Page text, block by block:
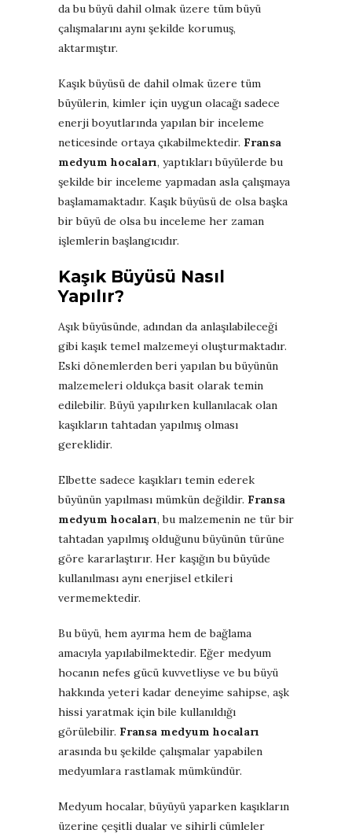
da bu büyü dahil olmak üzere tüm büyü
çalışmalarını aynı şekilde korumuş,
aktarmıştır.
Kaşık büyüsü de dahil olmak üzere tüm
büyülerin, kimler için uygun olacağı sadece
enerji boyutlarında yapılan bir inceleme
neticesinde ortaya çıkabilmektedir. Fransa
medyum hocaları, yaptıkları büyülerde bu
şekilde bir inceleme yapmadan asla çalışmaya
başlamamaktadır. Kaşık büyüsü de olsa başka
bir büyü de olsa bu inceleme her zaman
işlemlerin başlangıcıdır.
Kaşık Büyüsü Nasıl
Yapılır?
Aşık büyüsünde, adından da anlaşılabileceği
gibi kaşık temel malzemeyi oluşturmaktadır.
Eski dönemlerden beri yapılan bu büyünün
malzemeleri oldukça basit olarak temin
edilebilir. Büyü yapılırken kullanılacak olan
kaşıkların tahtadan yapılmış olması
gereklidir.
Elbette sadece kaşıkları temin ederek
büyünün yapılması mümkün değildir. Fransa
medyum hocaları, bu malzemenin ne tür bir
tahtadan yapılmış olduğunu büyünün türüne
göre kararlaştırır. Her kaşığın bu büyüde
kullanılması aynı enerjisel etkileri
vermemektedir.
Bu büyü, hem ayırma hem de bağlama
amacıyla yapılabilmektedir. Eğer medyum
hocanın nefes gücü kuvvetliyse ve bu büyü
hakkında yeteri kadar deneyime sahipse, aşk
hissi yaratmak için bile kullanıldığı
görülebilir. Fransa medyum hocaları
arasında bu şekilde çalışmalar yapabilen
medyumlara rastlamak mümkündür.
Medyum hocalar, büyüyü yaparken kaşıkların
üzerine çeşitli dualar ve sihirli cümleler